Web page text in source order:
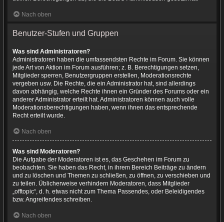
Nach oben
Benutzer-Stufen und Gruppen
Was sind Administratoren?
Administratoren haben die umfassendsten Rechte im Forum. Sie können
jede Art von Aktion im Forum ausführen; z. B. Berechtigungen setzen,
Mitglieder sperren, Benutzergruppen erstellen, Moderationsrechte
vergeben usw. Die Rechte, die ein Administrator hat, sind allerdings
davon abhängig, welche Rechte ihnen ein Gründer des Forums oder ein
anderer Administrator erteilt hat. Administratoren können auch volle
Moderationsberechtigungen haben, wenn ihnen das entsprechende
Recht erteilt wurde.
Nach oben
Was sind Moderatoren?
Die Aufgabe der Moderatoren ist es, das Geschehen im Forum zu
beobachten. Sie haben das Recht, in ihrem Bereich Beiträge zu ändern
und zu löschen und Themen zu schließen, zu öffnen, zu verschieben und
zu teilen. Üblicherweise verhindern Moderatoren, dass Mitglieder
„offtopic“, d. h. etwas nicht zum Thema Passendes, oder Beleidigendes
bzw. Angreifendes schreiben.
Nach oben